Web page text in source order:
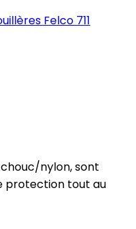
nylon, sont
protection tout au